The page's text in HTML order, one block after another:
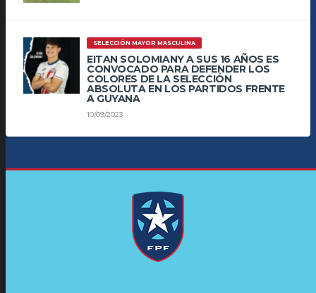
SELECCIÓN MAYOR MASCULINA
EITAN SOLOMIANY A SUS 16 AÑOS ES
CONVOCADO PARA DEFENDER LOS
COLORES DE LA SELECCIÓN
ABSOLUTA EN LOS PARTIDOS FRENTE
A GUYANA
10/09/2023